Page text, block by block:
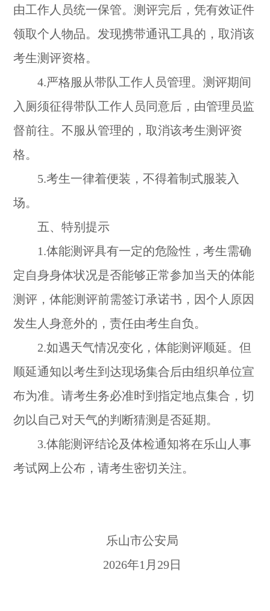
由工作人员统一保管。测评完后，凭有效证件
领取个人物品。发现携带通讯工具的，取消该
考生测评资格。
4.严格服从带队工作人员管理。测评期间
入厕须征得带队工作人员同意后，由管理员监
督前往。不服从管理的，取消该考生测评资
格。
5.考生一律着便装，不得着制式服装入
场。
五、特别提示
1.体能测评具有一定的危险性，考生需确
定自身身体状况是否能够正常参加当天的体能
测评，体能测评前需签订承诺书，因个人原因
发生人身意外的，责任由考生自负。
2.如遇天气情况变化，体能测评顺延。但
顺延通知以考生到达现场集合后由组织单位宣
布为准。请考生务必准时到指定地点集合，切
勿以自己对天气的判断猜测是否延期。
3.体能测评结论及体检通知将在乐山人事
考试网上公布，请考生密切关注。
乐山市公安局
2026年1月29日